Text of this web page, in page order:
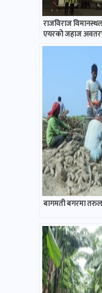
राजविराज
एयरको जहाज
बागमती बगरमा तरुल